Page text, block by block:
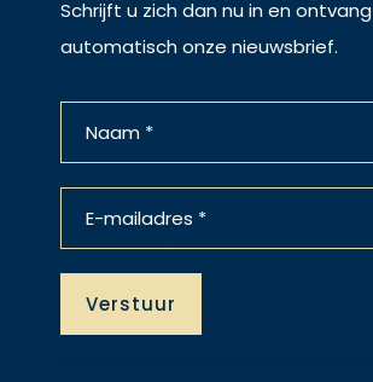
Schrijft u zich dan nu in en ontvang
automatisch onze nieuwsbrief.